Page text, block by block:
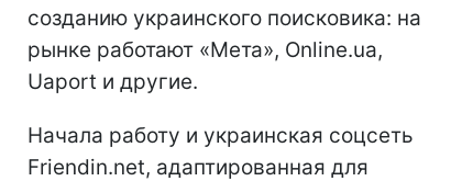
созданию украинского поисковика: на
рынке работают «Мета», Online.ua,
Uaport и другие.
Начала работу и украинская соцсеть
Friendin.net, адаптированная для